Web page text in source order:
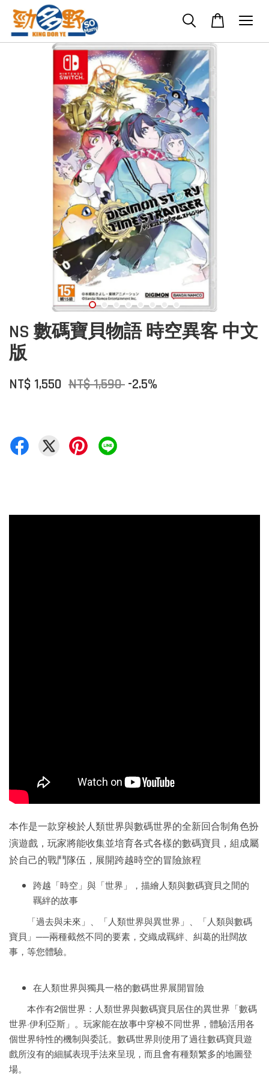
NS 數碼寶貝物語 時空異客 中文
版
NT$ 1,550 NT$ 1,590 -2.5%
本作是一款穿梭於人類世界與數碼世界的全新回合制角色扮
演遊戲，玩家將能收集並培育各式各樣的數碼寶貝，組成屬
於自己的戰鬥隊伍，展開跨越時空的冒險旅程
跨越「時空」與「世界」，描繪人類與數碼寶貝之間的
羈絆的故事
「過去與未來」、「人類世界與異世界」、「人類與數碼
寶貝」──兩種截然不同的要素，交織成羈絆、糾葛的壯闊故
事，等您體驗。
在人類世界與獨具一格的數碼世界展開冒險
本作有2個世界：人類世界與數碼寶貝居住的異世界「數碼
世界·伊利亞斯」。玩家能在故事中穿梭不同世界，體驗活用各
個世界特性的機制與委託。數碼世界則使用了過往數碼寶貝遊
戲所沒有的細膩表現手法來呈現，而且會有種類繁多的地圖登
場。